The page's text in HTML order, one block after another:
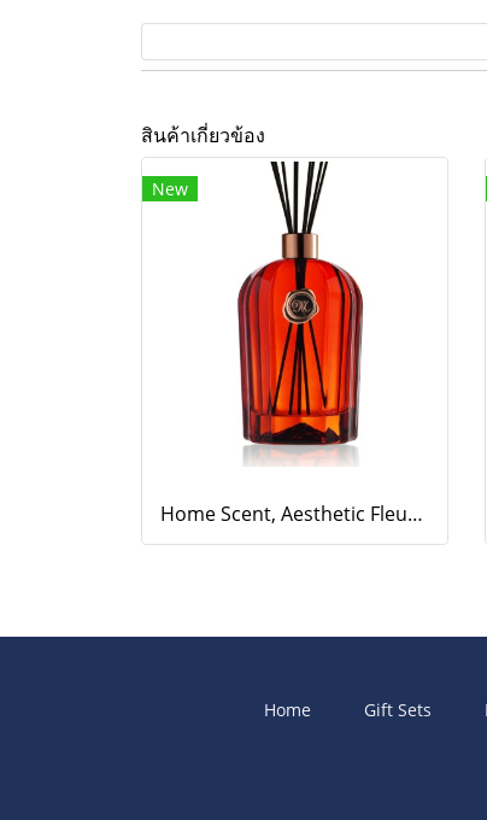
สินค้าเกี่ยวข้อง
New
Home Scent, Aesthetic Fleur, 500ml.
Home Gift Sets